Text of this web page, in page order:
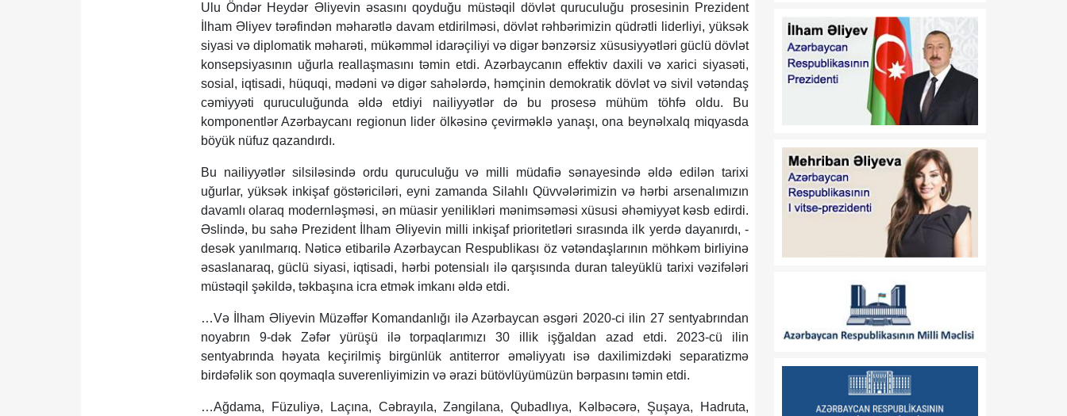
Ulu Öndər Heydər Əliyevin əsasını qoyduğu müstəqil dövlət quruculuğu prosesinin Prezident
İlham Əliyev tərəfindən məharətlə davam etdirilməsi, dövlət rəhbərimizin qüdrətli liderliyi, yüksək
siyasi və diplomatik məharəti, mükəmməl idarəçiliyi və digər bənzərsiz xüsusiyyətləri güclü dövlət
konsepsiyasının uğurla reallaşmasını təmin etdi. Azərbaycanın effektiv daxili və xarici siyasəti,
sosial, iqtisadi, hüquqi, mədəni və digər sahələrdə, həmçinin demokratik dövlət və sivil vətəndaş
cəmiyyəti quruculuğunda əldə etdiyi nailiyyətlər də bu prosesə mühüm töhfə oldu. Bu
komponentlər Azərbaycanı regionun lider ölkəsinə çevirməklə yanaşı, ona beynəlxalq miqyasda
böyük nüfuz qazandırdı.
Bu nailiyyətlər silsiləsində ordu quruculuğu və milli müdafiə sənayesində əldə edilən tarixi
uğurlar, yüksək inkişaf göstəriciləri, eyni zamanda Silahlı Qüvvələrimizin və hərbi arsenalımızın
davamlı olaraq modernləşməsi, ən müasir yenilikləri mənimsəməsi xüsusi əhəmiyyət kəsb edirdi.
Əslində, bu sahə Prezident İlham Əliyevin milli inkişaf prioritetləri sırasında ilk yerdə dayanırdı, -
desək yanılmarıq. Nəticə etibarilə Azərbaycan Respublikası öz vətəndaşlarının möhkəm birliyinə
əsaslanaraq, güclü siyasi, iqtisadi, hərbi potensialı ilə qarşısında duran taleyüklü tarixi vəzifələri
müstəqil şəkildə, təkbaşına icra etmək imkanı əldə etdi.
…Və İlham Əliyevin Müzəffər Komandanlığı ilə Azərbaycan əsgəri 2020-ci ilin 27 sentyabrından
noyabrın 9-dək Zəfər yürüşü ilə torpaqlarımızı 30 illik işğaldan azad etdi. 2023-cü ilin
sentyabrında həyata keçirilmiş birgünlük antiterror əməliyyatı isə daxilimizdəki separatizmə
birdəfəlik son qoymaqla suverenliyimizin və ərazi bütövlüyümüzün bərpasını təmin etdi.
…Ağdama, Füzuliyə, Laçına, Cəbrayıla, Zəngilana, Qubadlıya, Kəlbəcərə, Şuşaya, Hadruta,
elementinə çevrilən
Zəngəzur dəhlizi: Birillik
Vaşinqton diplomatiyasının
uğurları
07 Avqust
Trans-Xəzər fiber-optik
Avrasiyanın rəqəmsal
körpüsünə çevirir
07 Avqust
Ukraynalı ekspert:
Azərbaycan xarici
prioritetinin yalnız milli
olduğunu nümayiş etdirir
16:34
07 Avqust
“Vətən” jurnalı: Özbəkistan
və Azərbaycan: Müttəfiqlik
07 Avqust
Kənd Təsərrüfatı
16:29